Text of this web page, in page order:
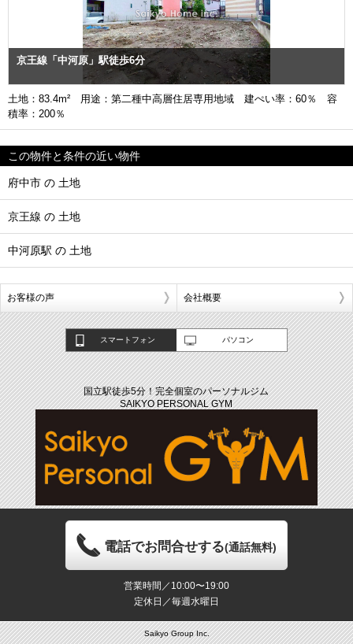
京王線「中河原」駅徒歩6分
土地：83.4m² 用途：第二種中高層住居専用地域 建ぺい率：60％ 容
積率：200％
この物件と条件の近い物件
府中市 の 土地
京王線 の 土地
中河原駅 の 土地
お客様の声 会社概要
スマートフォン パソコン
国立駅徒歩5分！完全個室のパーソナルジム
SAIKYO PERSONAL GYM
電話でお問合せする(通話無料)
営業時間／10:00〜19:00
定休日／毎週水曜日
Saikyo Group Inc.